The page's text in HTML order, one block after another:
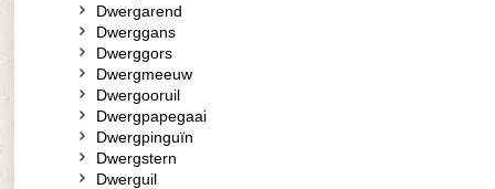
Dwergarend
Dwerggans
Dwerggors
Dwergmeeuw
Dwergooruil
Dwergpapegaai
Dwergpinguïn
Dwergstern
Dwerguil